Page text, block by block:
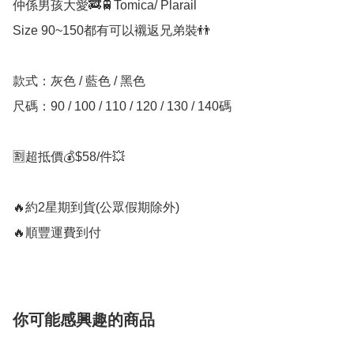
仲係男孩大愛🚒🚆Tomica/ Plarail
️️Size 90~150都有可以襯返兄弟裝👬
款式：灰色 / 藍色 / 黑色
尺碼：90 / 100 / 110 / 120 / 130 / 140碼
🈹超抵價💰$58/件💥
🔥約2星期到貨(公眾假期除外)
🔥順豐運費到付
你可能感興趣的商品